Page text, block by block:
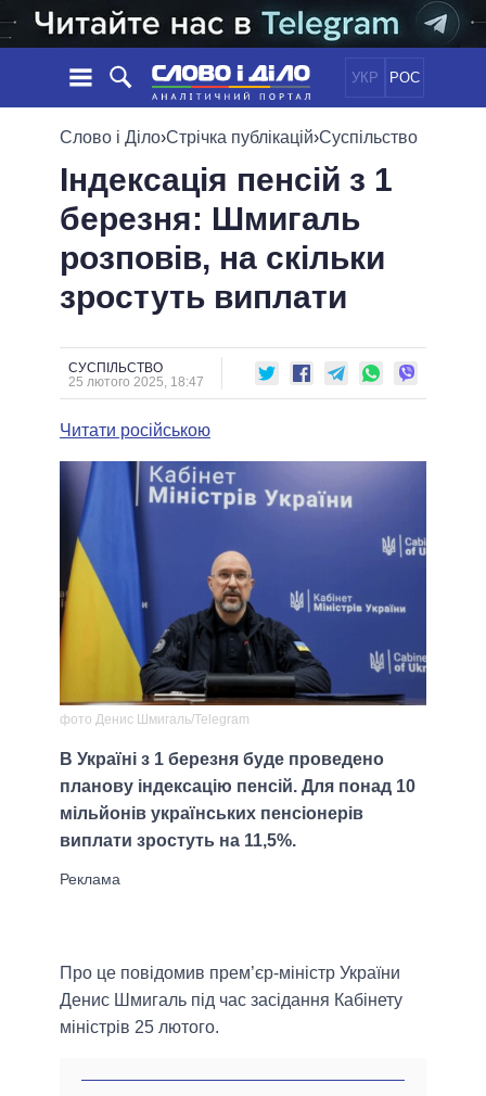
УКР РОС
НОВИНИ
СТРІЧКА
ПОДІЇ
СТАТТІ
ОГЛЯДИ
ДАЙДЖЕСТИ
ПОЛІТИКА
ЕКОНОМІКА
СУСПІЛЬСТВО
ОБIЦЯНКИ
ПОЛIТИКИ
ПРЕЗИДЕНТ І ОФІС
ВЕРХОВНА РАДА
КАБІНЕТ МІНІСТРІВ
МЕРИ МІСТ
ВСІ ПЕРСОНИ
ІНФОГРАФІКА
ПІДТРИМАТИ
ПОРІВНЯННЯ ПОЛІТИКІВ
Слово і Діло›Стрічка публікацій›Суспільство
Індексація пенсій з 1
березня: Шмигаль
розповів, на скільки
зростуть виплати
СУСПІЛЬСТВО
25 лютого 2025, 18:47
Читати російською
фото Денис Шмигаль/Telegram
В Україні з 1 березня буде проведено
планову індексацію пенсій. Для понад 10
мільйонів українських пенсіонерів
виплати зростуть на 11,5%.
Про це повідомив прем’єр-міністр України
Денис Шмигаль під час засідання Кабінету
міністрів 25 лютого.